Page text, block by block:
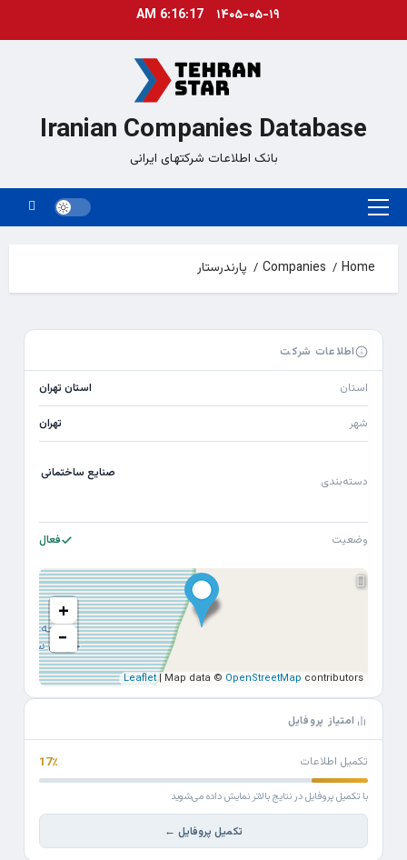
۱۴۰۵-۰۵-۱۹ 6:16:17 AM
Iranian Companies Database
بانک اطلاعات شرکتهای ایرانی
Primary
Home
Companies پارندرستار
اطلاعات شرکت
استان استان تهران
شهر تهران
دسته‌بندی
صنایع ساختمانی
وضعیت فعال
+
−
Leaflet| Map data © OpenStreetMap contributors
امتیاز پروفایل
تکمیل اطلاعات 17٪
با تکمیل پروفایل در نتایج بالاتر نمایش داده می‌شوید
تکمیل پروفایل ←